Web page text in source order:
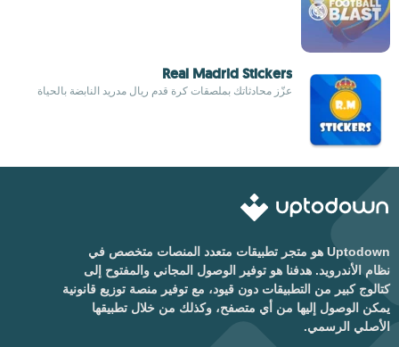
Real Madrid Stickers
عزّز محادثاتك بملصقات كرة قدم ريال مدريد النابضة بالحياة
Uptodown هو متجر تطبيقات متعدد المنصات متخصص في
نظام الأندرويد. هدفنا هو توفير الوصول المجاني والمفتوح إلى
كتالوج كبير من التطبيقات دون قيود، مع توفير منصة توزيع قانونية
يمكن الوصول إليها من أي متصفح، وكذلك من خلال تطبيقها
الأصلي الرسمي.